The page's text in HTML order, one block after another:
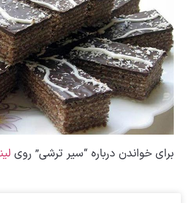
برای خواندن درباره “سیر ترشی” روی